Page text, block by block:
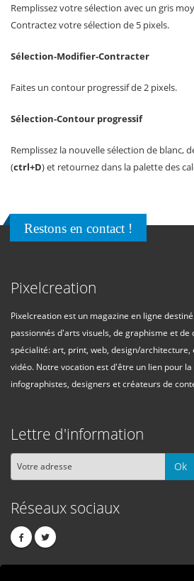
Remplissez votre sélection avec un gris
Contractez votre sélection de 5 pixels.
Sélection-Modifier-Contracter
Faites un contour progressif de 2 pixels.
Sélection-Contour progressif
Remplissez la nouvelle sélection de blanc,
(ctrl+D) et retournez dans la palette des
Restons en contact !
Pixelcreation
Pixelcreation est un magazine en ligne
passionnés d'arts visuels, de graphisme et
spécialité: art, print, web, design/
vidéo. Notre vocation est d'être un lien pour
infographistes, designers et créateurs de
Lettre d'information
Ok
Réseaux sociaux